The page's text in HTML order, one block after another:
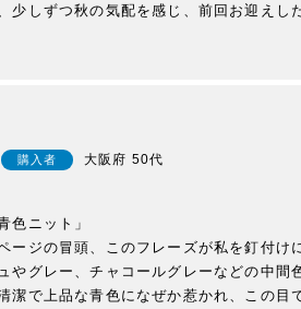
少しずつ秋の気配を感じ、前回お迎え
購入者 大阪府 50代
色ニット」
ージの冒頭、このフレーズが私を釘付け
やグレー、チャコールグレーなどの中
潔で上品な青色になぜか惹かれ、この目